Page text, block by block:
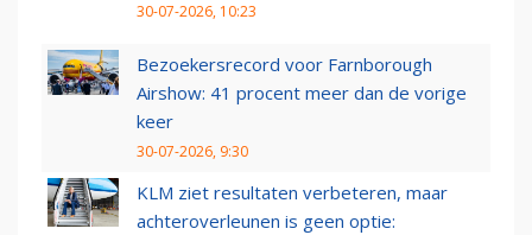
30-07-2026, 10:23
Bezoekersrecord voor Farnborough
Airshow: 41 procent meer dan de vorige
keer
30-07-2026, 9:30
KLM ziet resultaten verbeteren, maar
achteroverleunen is geen optie: